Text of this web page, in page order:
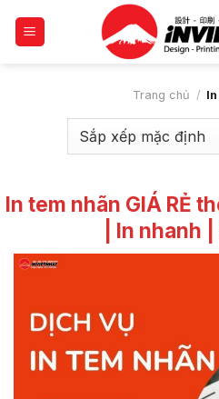
Trang chủ /
In tem nhãn GIÁ RẺ
| In nhanh